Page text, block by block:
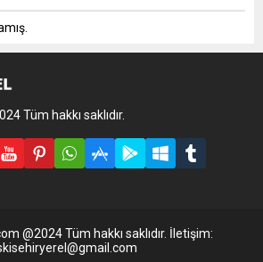
Tüm hakkı saklıdır.
@2024 Tüm hakkı saklıdır. İletişim: